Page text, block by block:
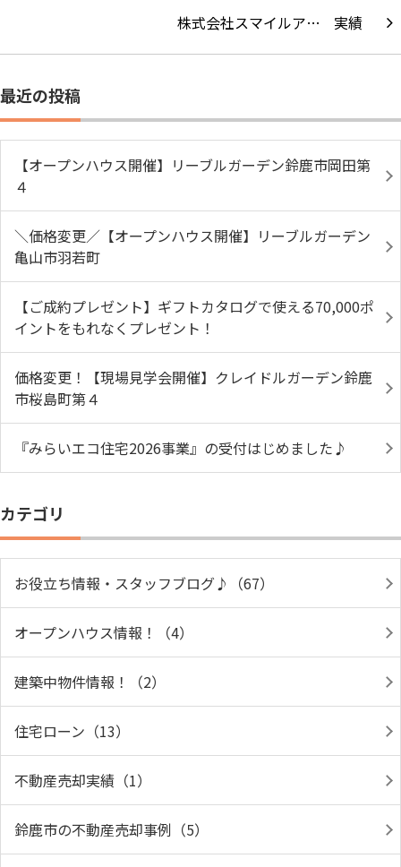
株式会社スマイルア…
最近の投稿
【オープンハウス開催】リーブルガーデン鈴鹿市岡田第
４
＼価格変更／【オープンハウス開催】リーブルガーデン
亀山市羽若町
【ご成約プレゼント】ギフトカタログで使える70,000ポ
イントをもれなくプレゼント！
価格変更！【現場見学会開催】クレイドルガーデン鈴鹿
市桜島町第４
『みらいエコ住宅2026事業』の受付はじめました♪
カテゴリ
お役立ち情報・スタッフブログ♪（67）
オープンハウス情報！（4）
建築中物件情報！（2）
住宅ローン（13）
不動産売却実績（1）
鈴鹿市の不動産売却事例（5）